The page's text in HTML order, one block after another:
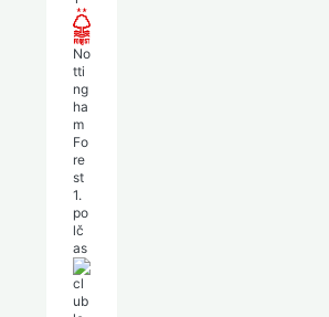
No
tti
ng
ha
m
Fo
re
st
1.
po
lč
as